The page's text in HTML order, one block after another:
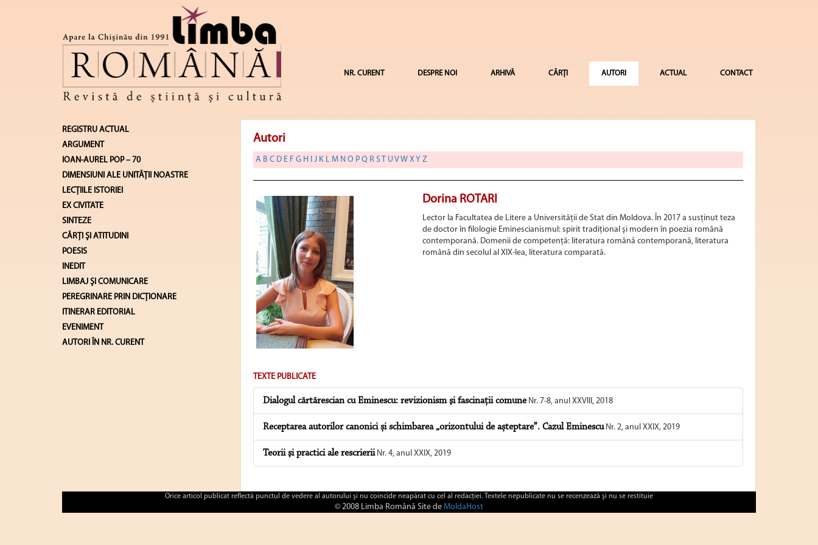
NR. CURENT DESPRE NOI ARHIVĂ CĂRȚI AUTORI ACTUAL CONTACT
REGISTRU ACTUAL
ARGUMENT
IOAN-AUREL POP – 70
DIMENSIUNI ALE UNITĂŢII NOASTRE
LECŢIILE ISTORIEI
EX CIVITATE
SINTEZE
CĂRŢI ŞI ATITUDINI
POESIS
INEDIT
LIMBAJ ŞI COMUNICARE
PEREGRINARE PRIN DICȚIONARE
ITINERAR EDITORIAL
EVENIMENT
AUTORI ÎN NR. CURENT
Autori
A B C D E F G H J K L M N O P Q R ST U VW XY Z
Dorina ROTARI
Lector la Facultatea de Litere a Universităţii de Stat din Moldova. În 2017 a susţinut teza
de doctor în filologie Eminescianismul: spirit tradiţional şi modern în poezia română
contemporană. Domenii de competenţă: literatura română contemporană, literatura
română din secolul al XIX-lea, literatura comparată.
TEXTE PUBLICATE
Dialogul cărtărescian cu Eminescu: revizionism şi fascinaţii comuneNr. 7-8, anul XXVIII, 2018
Receptarea autorilor canonici și schimbarea „orizontului de așteptare”. Cazul EminescuNr. 2, anul XXIX, 2019
Teorii şi practici ale rescrieriiNr. 4, anul XXIX, 2019
Orice articol publicat reflectă punctul de vedere al autorului şi nu coincide neapărat cu cel al redacţiei. Textele nepublicate nu se recenzează şi nu se restituie
© 2008 Limba Română Site de MoldaHost